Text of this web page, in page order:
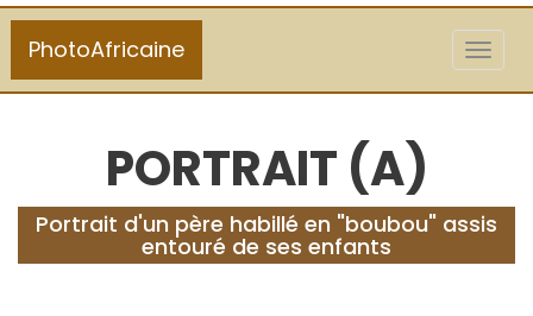
PhotoAfricaine
PORTRAIT (A)
Portrait d'un père habillé en "boubou" assis
entouré de ses enfants